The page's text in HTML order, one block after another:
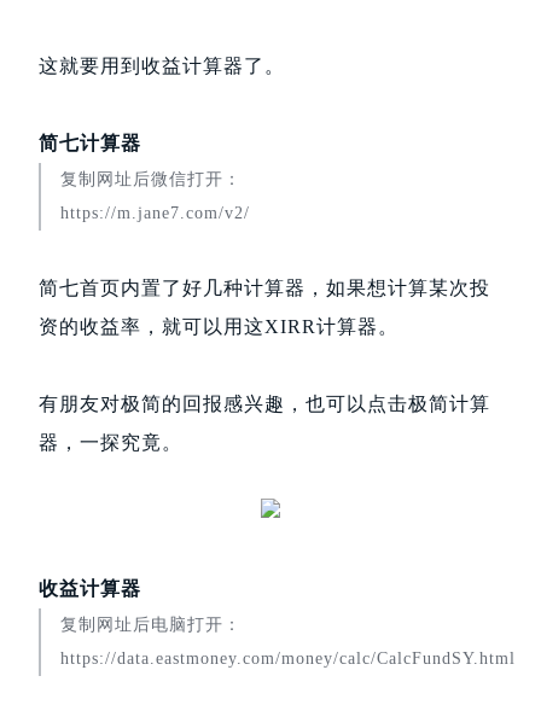
这就要用到收益计算器了。
简七计算器
复制网址后微信打开：
https://m.jane7.com/v2/
简七首页内置了好几种计算器，如果想计算某次投
资的收益率，就可以用这XIRR计算器。
有朋友对极简的回报感兴趣，也可以点击极简计算
器，一探究竟。
收益计算器
复制网址后电脑打开：
https://data.eastmoney.com/money/calc/CalcFundSY.html